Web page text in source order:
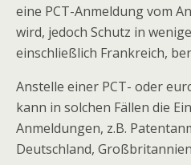
eine PCT-Anmeldung vom
wird, jedoch Schutz in
einschließlich Frankreich,
Anstelle einer PCT- oder
kann in solchen Fällen die
Anmeldungen, z.B.
Deutschland,